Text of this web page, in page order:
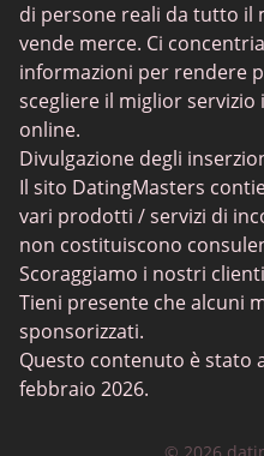
Incontri Cougar
Incontri lesbici
Incontri senior
Collarspace
Mingle2
Chatiw
ChatAvenue
Flingster
BlackPeopleMeet
di persone reali da tutto il
vende merce. Ci
informazioni per rendere
scegliere il miglior
online.
Divulgazione degli
Il sito DatingMasters
vari prodotti / servizi di
non costituiscono
Scoraggiamo i nostri
Tieni presente che alcuni
sponsorizzati.
Questo contenuto è stato
febbraio 2026.